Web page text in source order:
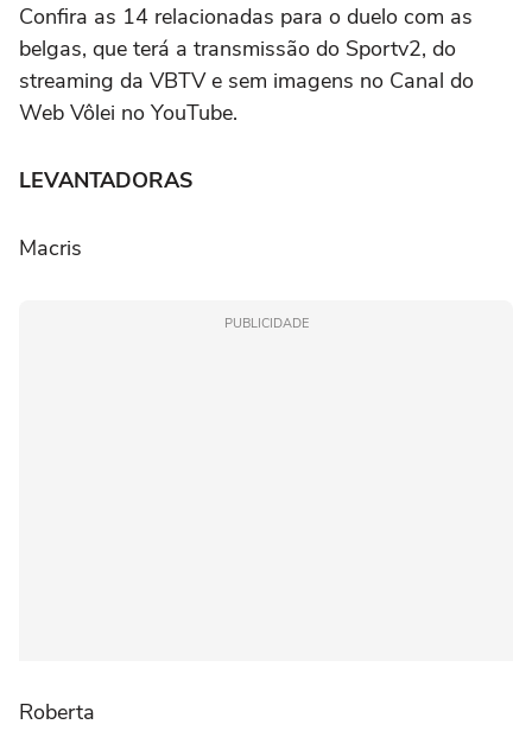
Confira as 14 relacionadas para o duelo com as
belgas, que terá a transmissão do Sportv2, do
streaming da VBTV e sem imagens no Canal do
Web Vôlei no YouTube.
LEVANTADORAS
Macris
PUBLICIDADE
Roberta